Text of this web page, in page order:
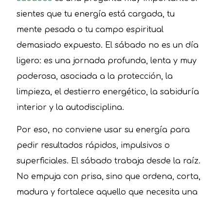
sientes que tu energía está cargada, tu
mente pesada o tu campo espiritual
demasiado expuesto. El sábado no es un día
ligero: es una jornada profunda, lenta y muy
poderosa, asociada a la protección, la
limpieza, el destierro energético, la sabiduría
interior y la autodisciplina.
Por eso, no conviene usar su energía para
pedir resultados rápidos, impulsivos o
superficiales. El sábado trabaja desde la raíz.
No empuja con prisa, sino que ordena, corta,
madura y fortalece aquello que necesita una